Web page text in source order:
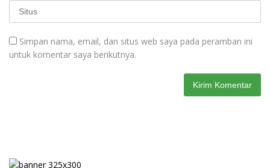
Simpan nama, email, dan situs web saya pada peramban ini
untuk komentar saya berikutnya.